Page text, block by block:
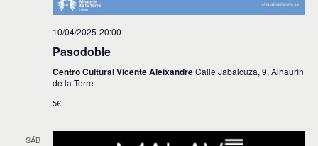
10/04/2025-20:00
Pasodoble
Centro Cultural Vicente AleixandreCalle Jabalcuza, 9, Alhaurín
de la Torre
5€
SÁB